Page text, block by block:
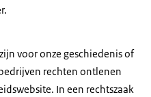
voor onze geschiedenis of
rechten ontlenen
In een rechtszaak